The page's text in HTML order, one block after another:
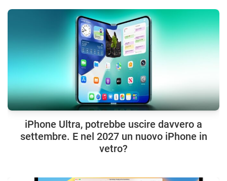
iPhone Ultra, potrebbe uscire davvero a
settembre. E nel 2027 un nuovo iPhone in
vetro?